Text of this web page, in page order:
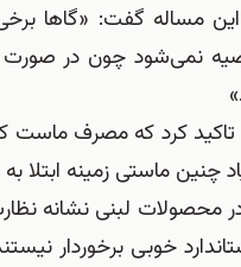
این مساله گفت: «گاها
نمی‌شود چون در صورت
کرد که مصرف
چنین ماستی زمینه ابتلا
در محصولات لبنی نشانه
خوبی برخوردار